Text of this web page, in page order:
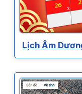
Lịch Âm